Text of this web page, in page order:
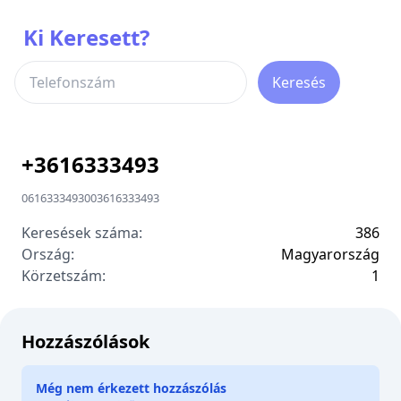
Ki Keresett?
Keresés
+3616333493
0616333493003616333493
Keresések száma:
386
Ország:
Magyarország
Körzetszám:
1
Hozzászólások
Még nem érkezett hozzászólás